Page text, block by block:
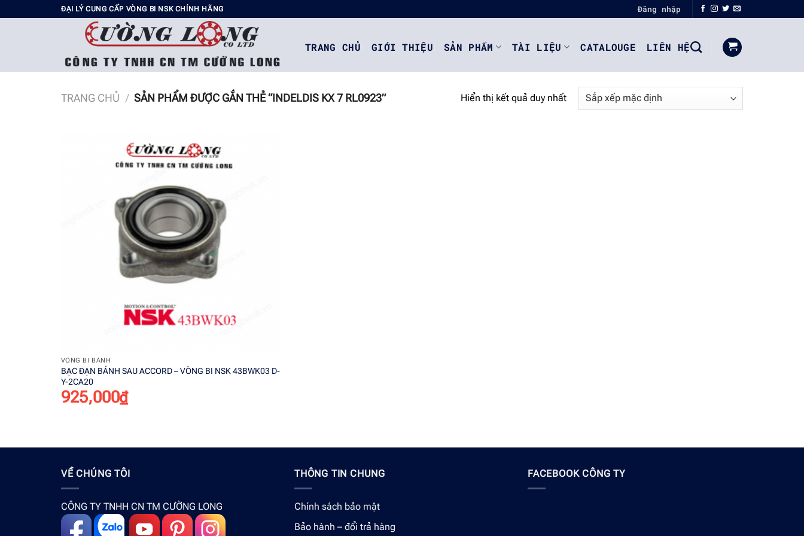
đến
ĐẠI LÝ CUNG CẤP VÒNG BI NSK CHÍNH HÃNG Đăng nhập
TRANG CHỦ GIỚI THIỆU SẢN PHẨM TÀI LIỆU CATALOUGE LIÊN HỆ
TRANG CHỦ / SẢN PHẨM ĐƯỢC GẮN THẺ “INDELDIS KX 7 RL0923” Hiển thị kết quả duy nhất
VÒNG BI BÁNH
BẠC ĐẠN BÁNH SAU ACCORD – VÒNG BI NSK 43BWK03 D-
Y-2CA20
925,000₫
VỀ CHÚNG TÔI
CÔNG TY TNHH CN TM CƯỜNG LONG
THÔNG TIN CHUNG
Chính sách bảo mật
Bảo hành – đổi trả hàng
FACEBOOK CÔNG TY